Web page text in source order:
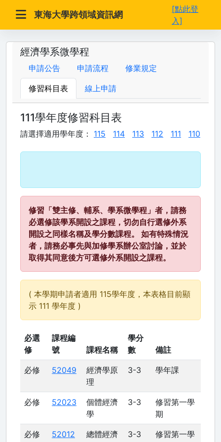
東海大學跨領域資訊網
[點此登
入]
經濟學系微學程
申請公告 申請流程 修業規定
修習科目表 線上申請
111學年度修習科目表
請選擇適用學年度： 115 114 113 112 111 110
修習「雙主修、輔系、學系微學程」者，請務
必選修該學系開設之課程，切勿自行選修外系
開設之同樣名稱及學分數課程。 如有特殊情況
者，請務必事先與加修學系辦公室討論，並於
取得其同意後方可選修外系開設之課程。
( 本學期申請者適用 115學年度，本表格目前顯
示 111 學年度 )
必選
修
課程編
號
課程名稱
學分
數
備註
必修 52049
經濟學原
理
3-3 學年課
必修 52023
個體經濟
學
3-3
修習第一學
期
必修 52012
總體經濟
3-3
修習第一學